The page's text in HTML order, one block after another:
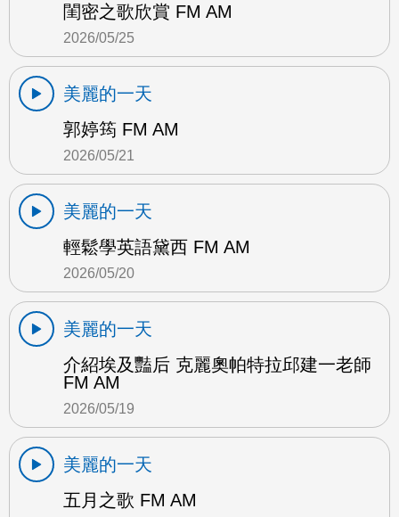
閨密之歌欣賞 FM AM
2026/05/25
美麗的一天
郭婷筠 FM AM
2026/05/21
美麗的一天
輕鬆學英語黛西 FM AM
2026/05/20
美麗的一天
介紹埃及豔后 克麗奧帕特拉邱建一老師
FM AM
2026/05/19
美麗的一天
五月之歌 FM AM